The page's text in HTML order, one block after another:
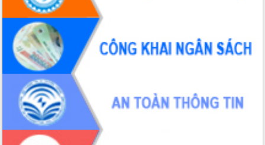
Lãnh đạo tỉnh dâng hương tưởng niệm
tại Đập Đồng Cam đầu Xuân Bính Ngọ
Ngành nông nghiệp phấn đấu tăng
trưởng đạt 5,86% trong năm 2026
UBND tỉnh Đắk Lắk triển khai công tác
quốc phòng, quân sự địa phương năm
2026
Đắk Lắk tập trung toàn lực khắc phục
tồn tại IUU, sẵn sàng làm việc với
Đoàn thanh tra EC
Chủ tịch UBND tỉnh Tạ Anh Tuấn thăm,